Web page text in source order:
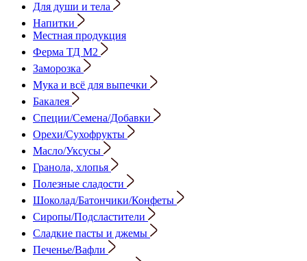
Для души и тела
Напитки
Местная продукция
Ферма ТД М2
Заморозка
Мука и всё для выпечки
Бакалея
Специи/Семена/Добавки
Орехи/Сухофрукты
Масло/Уксусы
Гранола, хлопья
Полезные сладости
Шоколад/Батончики/Конфеты
Сиропы/Подсластители
Сладкие пасты и джемы
Печенье/Вафли